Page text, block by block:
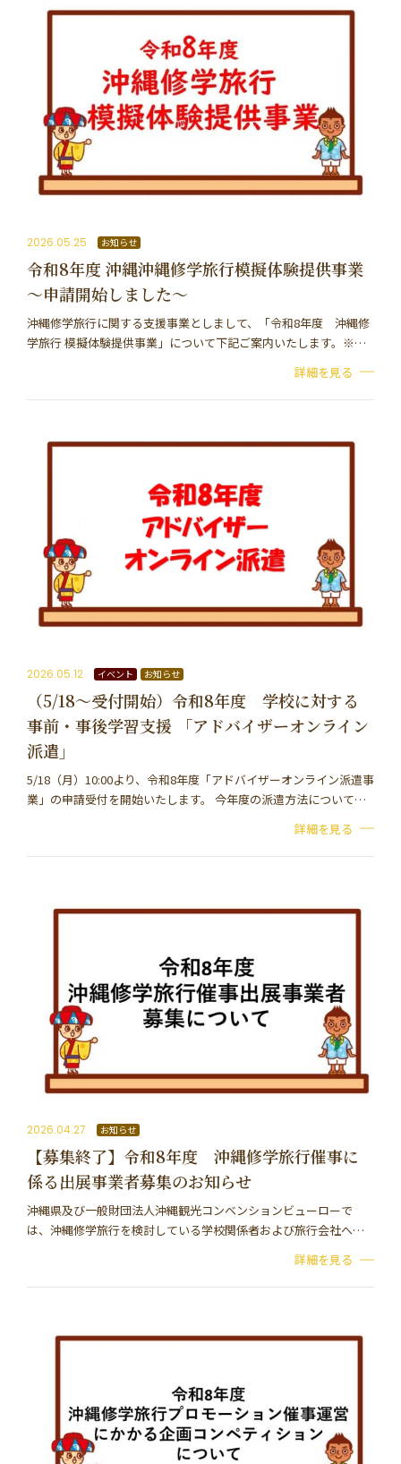
2026.05.25 お知らせ
令和8年度 沖縄沖縄修学旅行模擬体験提供事業
～申請開始しました～
沖縄修学旅行に関する支援事業としまして、「令和8年度 沖縄修
学旅行 模擬体験提供事業」について下記ご案内いたします。※予
算額が上限に達し次第、受付を終了いたします。 【対象条件】
詳細を見る
2026.05.12 イベント お知らせ
（5/18～受付開始）令和8年度 学校に対する
事前・事後学習支援 「アドバイザーオンライン
派遣」
5/18（月）10:00より、令和8年度「アドバイザーオンライン派遣事
業」の申請受付を開始いたします。 今年度の派遣方法について
詳細を見る
2026.04.27 お知らせ
【募集終了】令和8年度 沖縄修学旅行催事に
係る出展事業者募集のお知らせ
沖縄県及び一般財団法人沖縄観光コンベンションビューローで
は、沖縄修学旅行を検討している学校関係者および旅行会社へ向
けて、沖縄修学旅行の魅力や、学習効果を広く発信し、本県での
修学旅行誘致促進に資することを目的に「沖縄修学旅…
詳細を見る